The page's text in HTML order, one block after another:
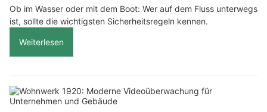
Ob im Wasser oder mit dem Boot: Wer auf dem Fluss unterwegs
ist, sollte die wichtigsten Sicherheitsregeln kennen.
Weiterlesen